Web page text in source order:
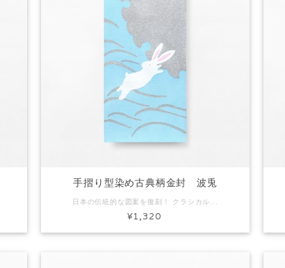
手摺り型染め古典柄金封 波兎
¥1,320